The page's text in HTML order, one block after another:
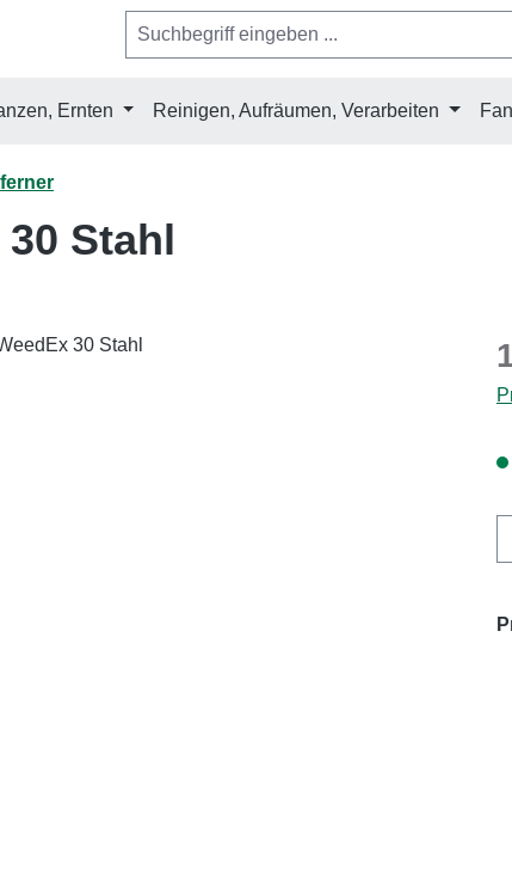
Ernten Reinigen, Aufräumen, Verarbeiten
Stahl